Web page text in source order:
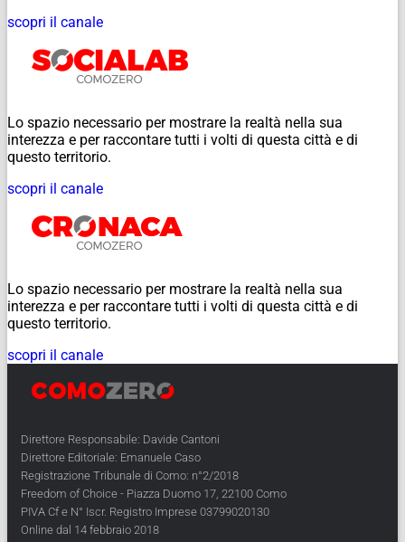
scopri il canale
Lo spazio necessario per mostrare la realtà nella sua
interezza e per raccontare tutti i volti di questa città e di
questo territorio.
scopri il canale
Lo spazio necessario per mostrare la realtà nella sua
interezza e per raccontare tutti i volti di questa città e di
questo territorio.
scopri il canale
Direttore Responsabile: Davide Cantoni
Direttore Editoriale: Emanuele Caso
Registrazione Tribunale di Como: n°2/2018
Freedom of Choice - Piazza Duomo 17, 22100 Como
PIVA Cf e N° Iscr. Registro Imprese 03799020130
Online dal 14 febbraio 2018